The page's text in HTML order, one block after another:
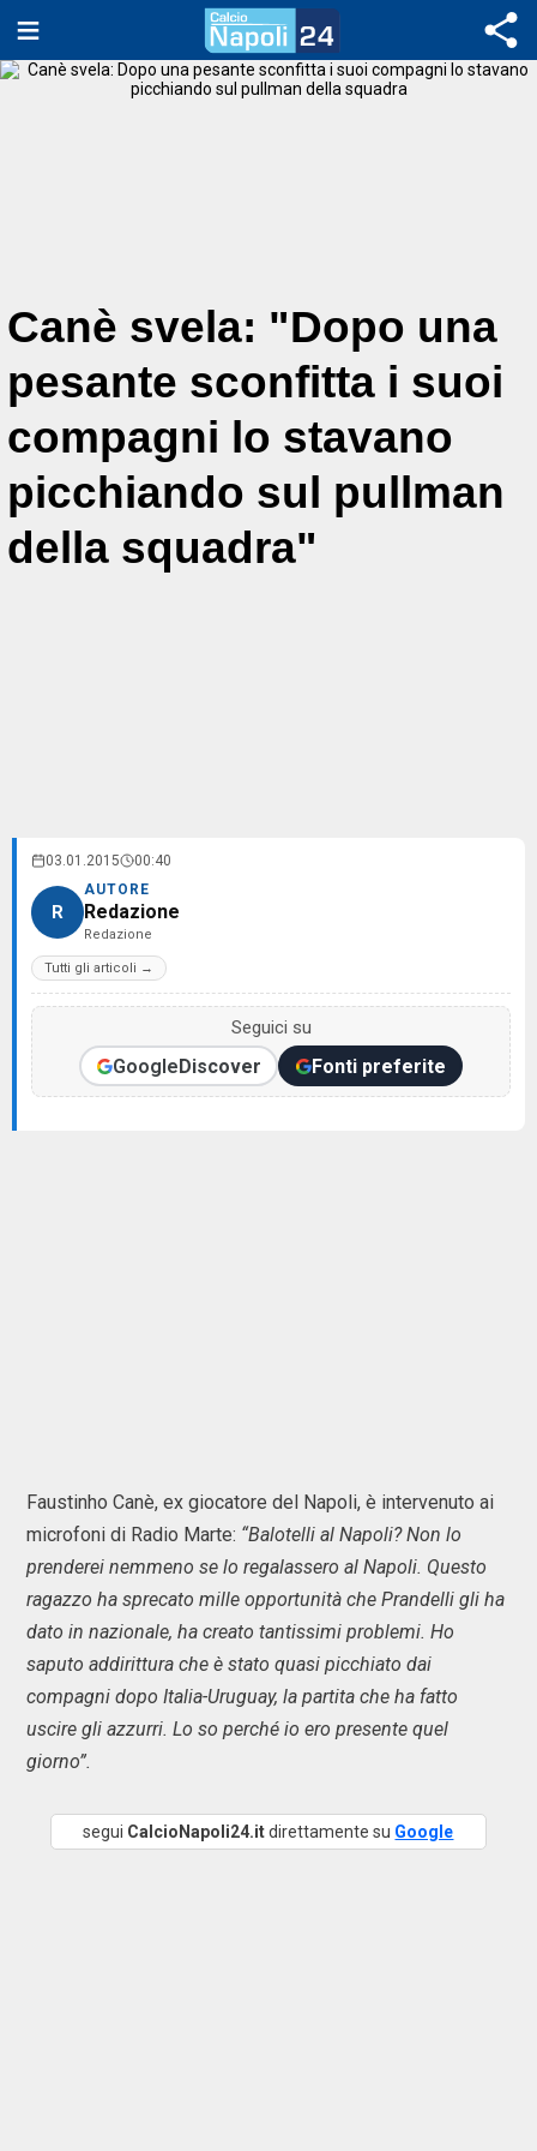
Canè svela: "Dopo una
pesante sconfitta i suoi
compagni lo stavano
picchiando sul pullman
della squadra"
03.01.2015 00:40
R
AUTORE
Redazione
Redazione
Tutti gli articoli →
Seguici su
GoogleDiscover Fonti preferite
Faustinho Canè, ex giocatore del Napoli, è intervenuto ai
microfoni di Radio Marte: “Balotelli al Napoli? Non lo
prenderei nemmeno se lo regalassero al Napoli. Questo
ragazzo ha sprecato mille opportunità che Prandelli gli ha
dato in nazionale, ha creato tantissimi problemi. Ho
saputo addirittura che è stato quasi picchiato dai
compagni dopo Italia-Uruguay, la partita che ha fatto
uscire gli azzurri. Lo so perché io ero presente quel
giorno”.
segui CalcioNapoli24.itdirettamente su Google